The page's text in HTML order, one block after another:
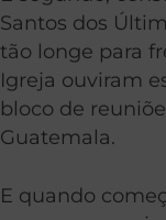
Santos dos
tão longe para
Igreja ouviram
bloco de
Guatemala.
E quando